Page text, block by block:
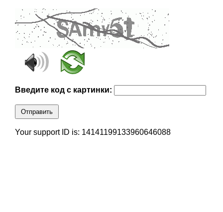
Введите код с картинки:
Отправить
Your support ID is: 14141199133960646088